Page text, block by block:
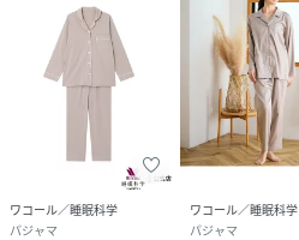
ワコール／睡眠科学
パジャマ
ワコール／睡眠科学
パジャマ